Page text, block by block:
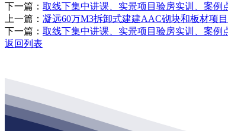
下一篇： 取线下集中讲课、实景项目验房实训、案例
上一篇： 凝远60万M3拆卸式建建AAC砌块和板材项
下一篇： 取线下集中讲课、实景项目验房实训、案例
返回列表